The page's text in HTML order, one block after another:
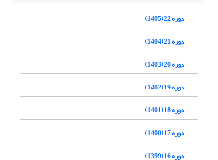
دوره 22 (1405)
دوره 21 (1404)
دوره 20 (1403)
دوره 19 (1402)
دوره 18 (1401)
دوره 17 (1400)
دوره 16 (1399)